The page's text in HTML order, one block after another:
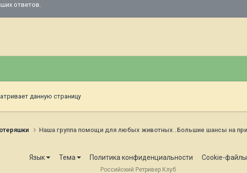
ответов.
данную страницу
Наша группа помощи для любых животных..Большие шансы на
Язык Тема Политика конфиденциальности Cookie-файлы
Российский Ретривер Клуб